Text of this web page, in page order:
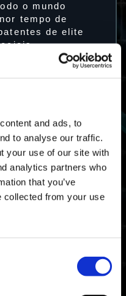
and ads, to
to analyse our traffic.
your use of our site with
analytics partners who
that you’ve
collected from your use
o mundo
tempo de
de elite
06/24 2024 19:59